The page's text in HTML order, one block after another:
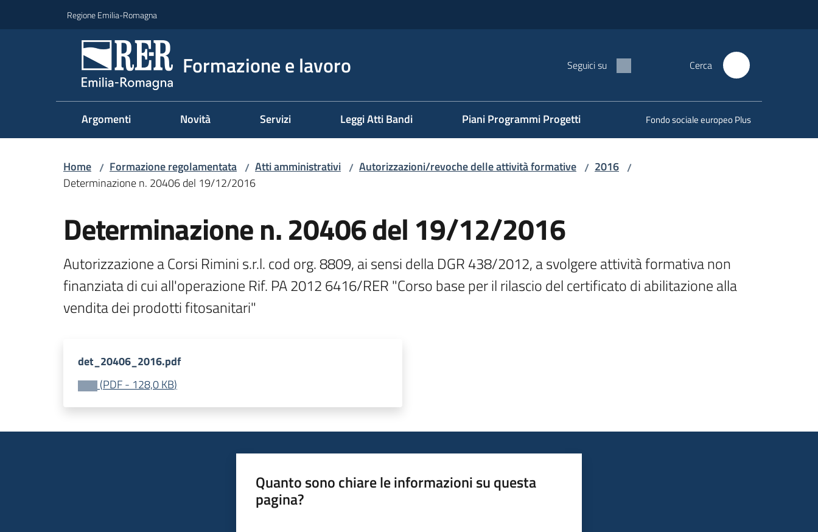
Regione Emilia-Romagna
Formazione e lavoro Seguici su Cerca
Argomenti Novità Servizi Leggi Atti Bandi Piani Programmi Progetti Fondo sociale europeo Plus
Home / Formazione regolamentata / Atti amministrativi / Autorizzazioni/revoche delle attività formative / 2016 /
Determinazione n. 20406 del 19/12/2016
Determinazione n. 20406 del 19/12/2016
Autorizzazione a Corsi Rimini s.r.l. cod org. 8809, ai sensi della DGR 438/2012, a svolgere attività formativa non
finanziata di cui all'operazione Rif. PA 2012 6416/RER "Corso base per il rilascio del certificato di abilitazione alla
vendita dei prodotti fitosanitari"
det_20406_2016.pdf
(PDF- 128,0 KB)
Quanto sono chiare le informazioni su questa
pagina?